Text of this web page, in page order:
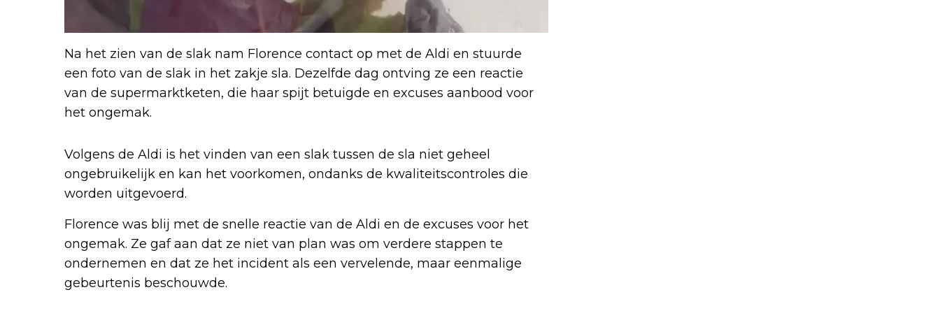
Na het zien van de slak nam Florence contact op met de Aldi en stuurde
een foto van de slak in het zakje sla. Dezelfde dag ontving ze een reactie
van de supermarktketen, die haar spijt betuigde en excuses aanbood voor
het ongemak.
Volgens de Aldi is het vinden van een slak tussen de sla niet geheel
ongebruikelijk en kan het voorkomen, ondanks de kwaliteitscontroles die
worden uitgevoerd.
Florence was blij met de snelle reactie van de Aldi en de excuses voor het
ongemak. Ze gaf aan dat ze niet van plan was om verdere stappen te
ondernemen en dat ze het incident als een vervelende, maar eenmalige
gebeurtenis beschouwde.